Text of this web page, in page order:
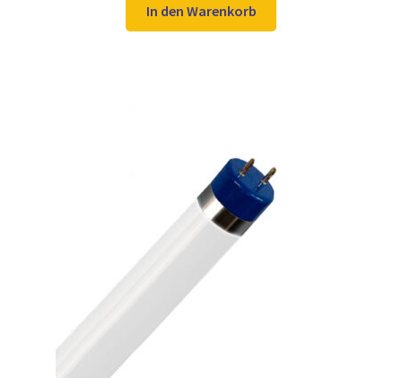
war:
9,98 €
ist:
8,97 €.
In den Warenkorb